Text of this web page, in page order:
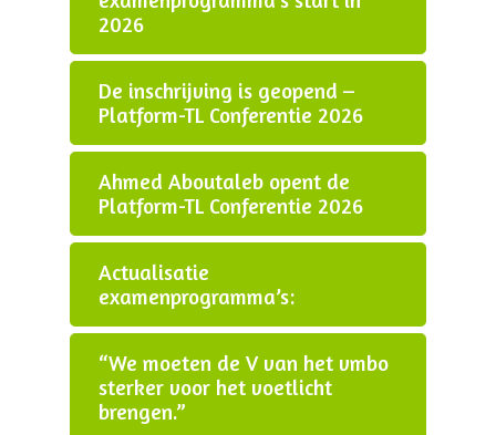
2026
De inschrijving is geopend –
Platform-TL Conferentie 2026
Ahmed Aboutaleb opent de
Platform-TL Conferentie 2026
Actualisatie
examenprogramma’s:
“We moeten de V van het vmbo
sterker voor het voetlicht
brengen.”